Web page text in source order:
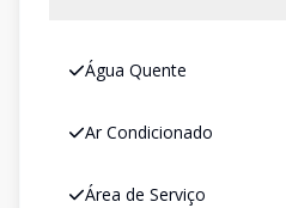
Água Quente
Ar Condicionado
Área de Serviço